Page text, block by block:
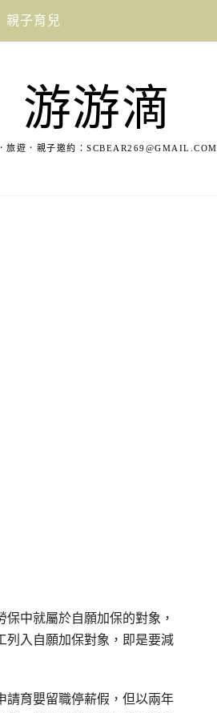
親子育兒
游游滴
旅遊．親子邀約： SCBEAR269@GMAIL.COM
中就屬於自願加保的對象，
列入自願加保對象，即是要減
請育嬰留職停薪假，但以兩年